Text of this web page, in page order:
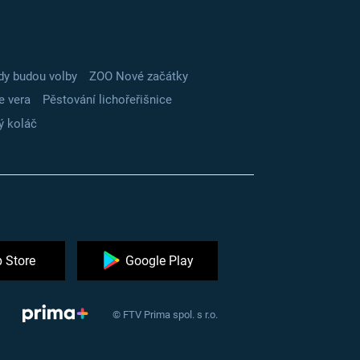
budou volby
ZOO Nové začátky
vera
Pěstování lichořeřišnice
koláč
Store Google Play
© FTV Prima spol. s r.o.